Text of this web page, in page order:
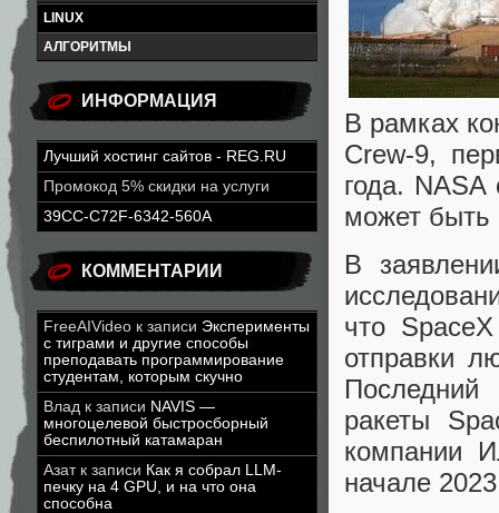
LINUX
АЛГОРИТМЫ
ИНФОРМАЦИЯ
Лучший хостинг сайтов - REG.RU
Промокод 5% скидки на услуги
39CC-C72F-6342-560A
КОММЕНТАРИИ
FreeAIVideo к записи Эксперименты
с тиграми и другие способы
преподавать программирование
студентам, которым скучно
Влад к записи NAVIS —
многоцелевой быстросборный
беспилотный катамаран
Азатк записи Как я собрал LLM-
печку на 4 GPU, и на что она
способна
В рамках
Crew-9,
года.
может быть
В
что
отправки
ракеты
компании
начале